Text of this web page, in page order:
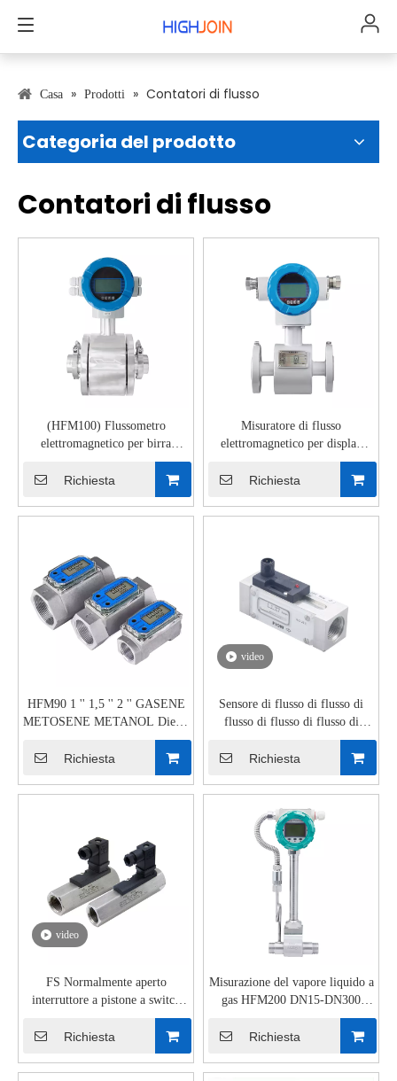
Casa » Prodotti » Contatori di flusso
Categoria del prodotto
Contatori di flusso
(HFM100) Flussometro
elettromagnetico per birra
SS316L con morsetto a scatto da
1'' 2''
Richiesta
Misuratore di flusso
elettromagnetico per display
Richiesta
HFM90 1 '' 1,5 '' 2 '' GASENE
METOSENE METANOL Diesel
a flusso di flusso di turbina
digitale elettronica
Richiesta
video
Sensore di flusso di flusso di
flusso di flusso di flusso di
flusso di flusso del puntatore
FS20D
Richiesta
video
FS Normalmente aperto
interruttore a pistone a switch
Richiesta
Misurazione del vapore liquido a
gas HFM200 DN15-DN300
FLANGE VORTEX METRO
Richiesta